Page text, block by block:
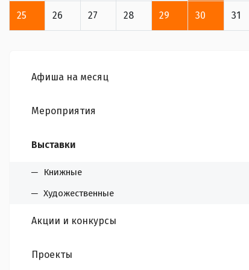
25 26 27 28 29 30 31
Афиша на месяц
Мероприятия
Выставки
Книжные
Художественные
Акции и конкурсы
Проекты